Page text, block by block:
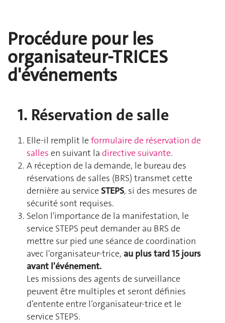
Procédure pour les
organisateur-TRICES
d'événements
1. Réservation de salle
Elle-il remplit leformulaire de réservation de
salles en suivant la directive suivante.
A réception de la demande, le bureau des
réservations de salles (BRS) transmet cette
dernière au service STEPS, si des mesures de
sécurité sont requises.
Selon l'importance de la manifestation, le
service STEPS peut demander au BRS de
mettre sur pied une séance de coordination
avec l'organisateur-trice, au plus tard 15 jours
avant l'événement.
Les missions des agents de surveillance
peuvent être multiples et seront définies
d’entente entre l’organisateur-trice et le
service STEPS.